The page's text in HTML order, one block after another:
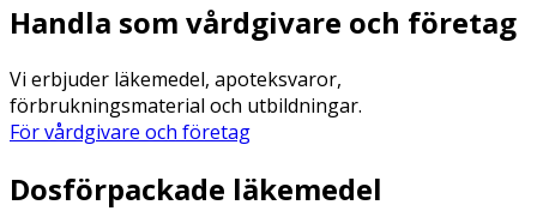
Handla som vårdgivare och företag
Vi erbjuder läkemedel, apoteksvaror,
förbrukningsmaterial och utbildningar.
För vårdgivare och företag
Dosförpackade läkemedel